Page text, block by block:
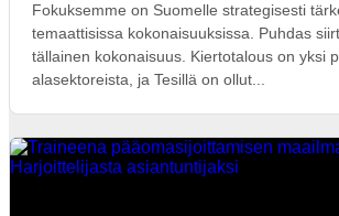
Fokuksemme on Suomelle strategisesti
temaattisissa kokonaisuuksissa. Puhdas
tällainen kokonaisuus. Kiertotalous on yksi
alasektoreista, ja Tesillä on ollut...